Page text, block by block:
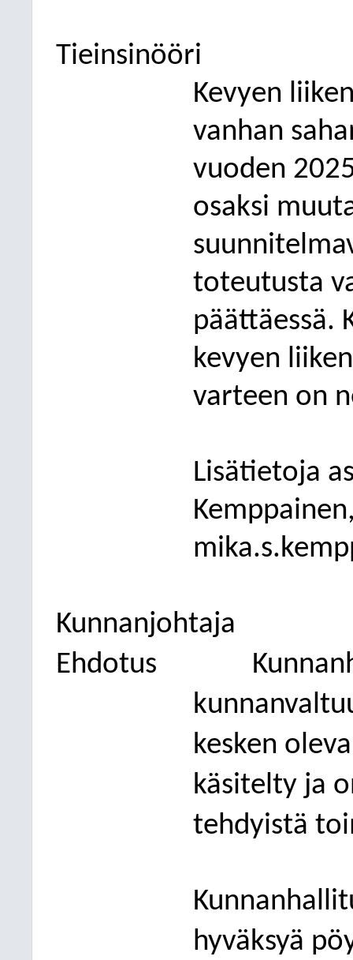
Tieinsinööri
Kevyen
vanhan
vuoden
osaksi
toteutusta
päättäessä.
kevyen
varteen on
Lisätietoja
Kunnanjohtaja
Ehdotus
kesken
käsitelty ja
tehdyistä
hyväksyä